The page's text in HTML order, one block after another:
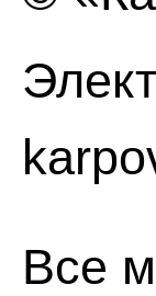
Все